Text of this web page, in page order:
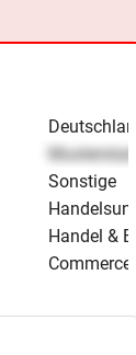
Sonstige
Handel & E-
Commerce